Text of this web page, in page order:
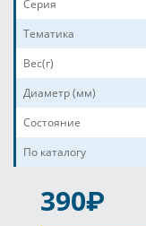
Серия
Тематика
Вес(г)
Диаметр (мм)
Состояние
По каталогу
390P